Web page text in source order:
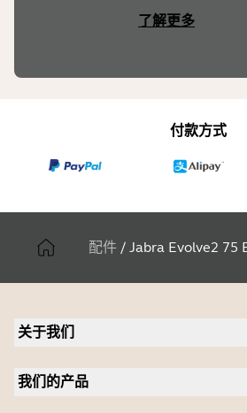
了解更多
付款方式
配件 / Jabra Evolve2 75
关于我们
人才招聘
我们的产品